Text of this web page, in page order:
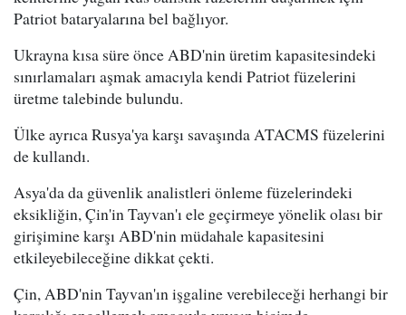
Patriot bataryalarına bel bağlıyor.
Ukrayna kısa süre önce ABD'nin üretim kapasitesindeki
sınırlamaları aşmak amacıyla kendi Patriot füzelerini
üretme talebinde bulundu.
Ülke ayrıca Rusya'ya karşı savaşında ATACMS füzelerini
de kullandı.
Asya'da da güvenlik analistleri önleme füzelerindeki
eksikliğin, Çin'in Tayvan'ı ele geçirmeye yönelik olası bir
girişimine karşı ABD'nin müdahale kapasitesini
etkileyebileceğine dikkat çekti.
Çin, ABD'nin Tayvan'ın işgaline verebileceği herhangi bir